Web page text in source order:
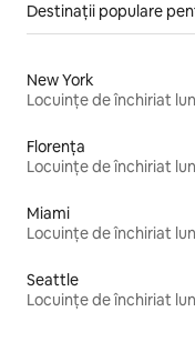
Destinații populare
New York
Locuințe de închiriat
Florența
Locuințe de închiriat
Miami
Locuințe de închiriat
Seattle
Locuințe de închiriat